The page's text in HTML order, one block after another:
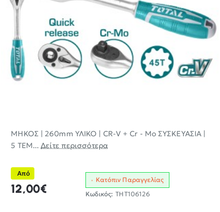
ΜΗΚΟΣ | 260mm ΥΛΙΚΟ | CR-V + Cr - Mo ΣΥΣΚΕΥΑΣΙΑ |
5 ΤΕΜ...Δείτε περισσότερα
Από
12,00€
Κατόπιν Παραγγελίας
Κωδικός: THT106126